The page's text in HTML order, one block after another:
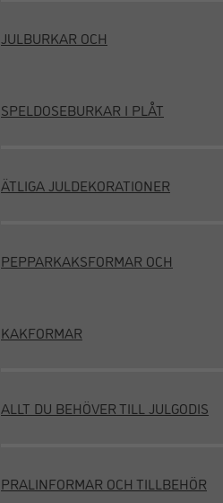
JULBURKAR OCH
SPELDOSEBURKAR I PLÅT
ÄTLIGA JULDEKORATIONER
PEPPARKAKSFORMAR OCH
KAKFORMAR
ALLT DU BEHÖVER TILL JULGODIS
PRALINFORMAR OCH TILLBEHÖR